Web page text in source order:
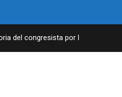
congresista por NY George